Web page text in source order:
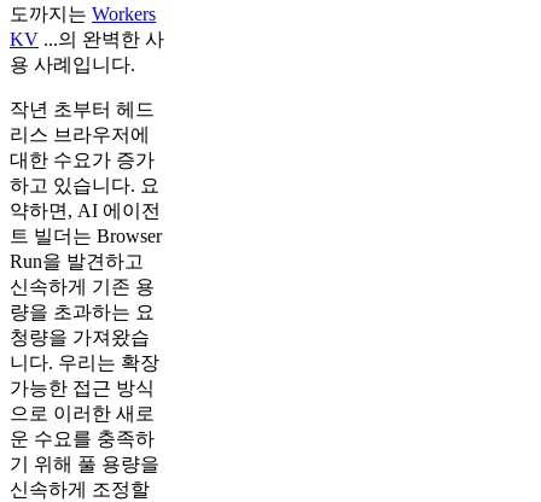
도까지는 Workers
KV ...의 완벽한 사
용 사례입니다.
작년 초부터 헤드
리스 브라우저에
대한 수요가 증가
하고 있습니다. 요
약하면, AI 에이전
트 빌더는 Browser
Run을 발견하고
신속하게 기존 용
량을 초과하는 요
청량을 가져왔습
니다. 우리는 확장
가능한 접근 방식
으로 이러한 새로
운 수요를 충족하
기 위해 풀 용량을
신속하게 조정할